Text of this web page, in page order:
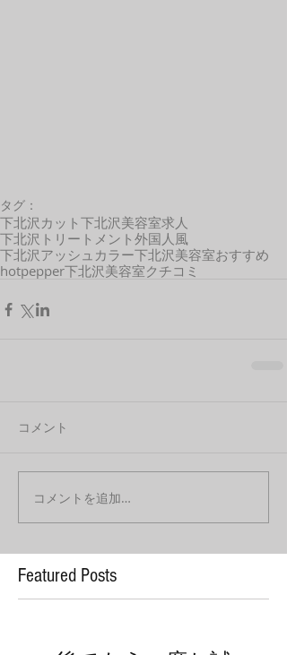
タグ：
下北沢カット 下北沢美容室求人
下北沢トリートメント 外国人風
下北沢アッシュカラー下北沢美容室おすすめ
hotpepper下北沢美容室クチコミ
コメント
コメントを追加…
Featured Posts